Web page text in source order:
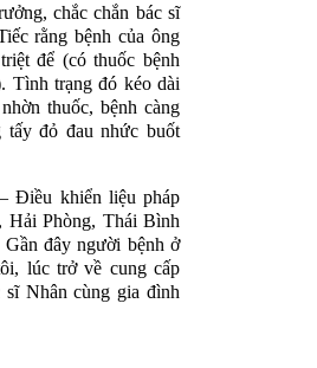
chắc chắn bác sĩ
rằng bệnh của ông
để (có thuốc bệnh
Tình trạng đó kéo dài
thuốc, bệnh càng
tấy đỏ đau nhức buốt
Điều khiển liệu pháp
Phòng, Thái Bình
đây người bệnh ở
lúc trở về cung cấp
sĩ Nhân cùng gia đình